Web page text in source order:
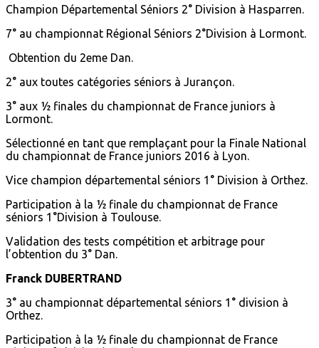
Champion Départemental Séniors 2° Division à Hasparren.
7° au championnat Régional Séniors 2°Division à Lormont.
Obtention du 2eme Dan.
2° aux toutes catégories séniors à Jurançon.
3° aux ½ finales du championnat de France juniors à
Lormont.
Sélectionné en tant que remplaçant pour la Finale National
du championnat de France juniors 2016 à Lyon.
Vice champion départemental séniors 1° Division à Orthez.
Participation à la ½ finale du championnat de France
séniors 1°Division à Toulouse.
Validation des tests compétition et arbitrage pour
l’obtention du 3° Dan.
Franck DUBERTRAND
3° au championnat départemental séniors 1° division à
Orthez.
Participation à la ½ finale du championnat de France